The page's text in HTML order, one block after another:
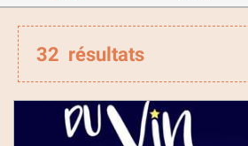
32 résultats